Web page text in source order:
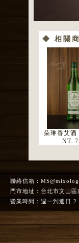
◆ 相關
朵琳香艾酒
NT.
聯絡信箱：
門市地址：台北市文山
營業時間：週一到週日